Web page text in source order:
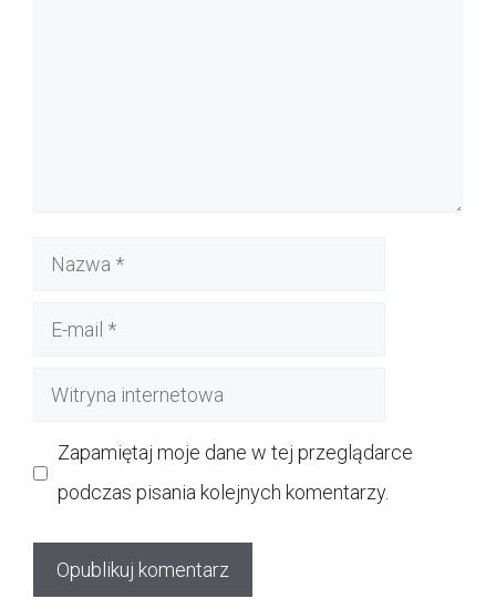
Nazwa
Witryna
Zapamiętaj moje dane w tej przeglądarce
podczas pisania kolejnych komentarzy.